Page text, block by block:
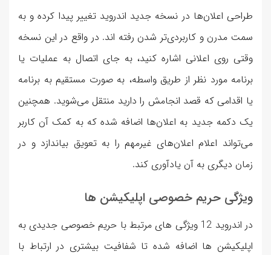
طراحی اعلان‌ها در نسخه جدید اندروید تغییر پیدا کرده و به
سمت مدرن و کاربردی‌تر شدن رفته اند. در واقع در این نسخه
وقتی روی اعلانی اشاره کنید، به جای اتصال به عملیات یا
برنامه مورد نظر از طریق واسطه، به صورت مستقیم به برنامه
یا اقدامی که قصد انجامش را دارید منتقل می‌شوید. همچنین
یک دکمه جدید به اعلان‌ها اضافه شده که به کمک آن کاربر
می‌تواند اعلام اعلان‌های غیرمهم را به تعویق بیاندازد و در
زمان دیگری به آن یادآوری کند.
ویژگی‌ حریم خصوصی اپلیکیشن ها
در اندروید 12 ویژگی های مرتبط با حریم خصوصی جدیدی به
اپلیکیشن ها اضافه شده تا شفافیت بیشتری در ارتباط با